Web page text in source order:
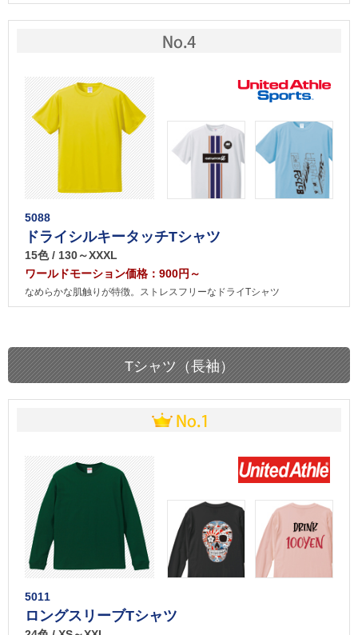
5088
ドライシルキータッチTシャツ
15色 / 130～XXXL
ワールドモーション価格：900円～
なめらかな肌触りが特徴。ストレスフリーなドライTシャツ
Tシャツ（長袖）
5011
ロングスリーブTシャツ